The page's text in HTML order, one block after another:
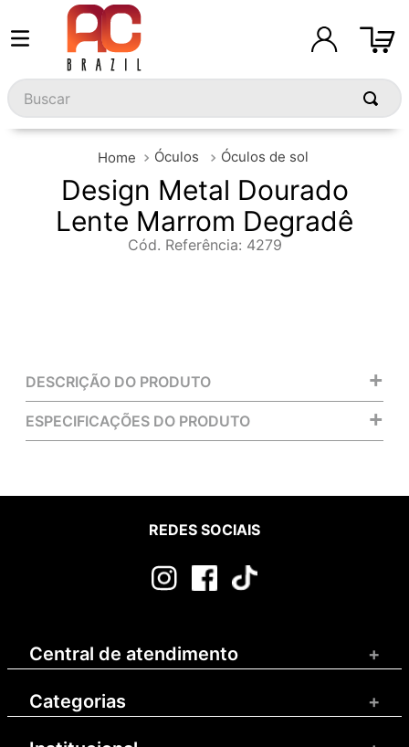
Buscar
Óculos Óculos de sol
Design Metal Dourado
Lente Marrom Degradê
Cód. Referência: 4279
DESCRIÇÃO DO PRODUTO +
ESPECIFICAÇÕES DO PRODUTO +
REDES SOCIAIS
Central de atendimento +
Categorias +